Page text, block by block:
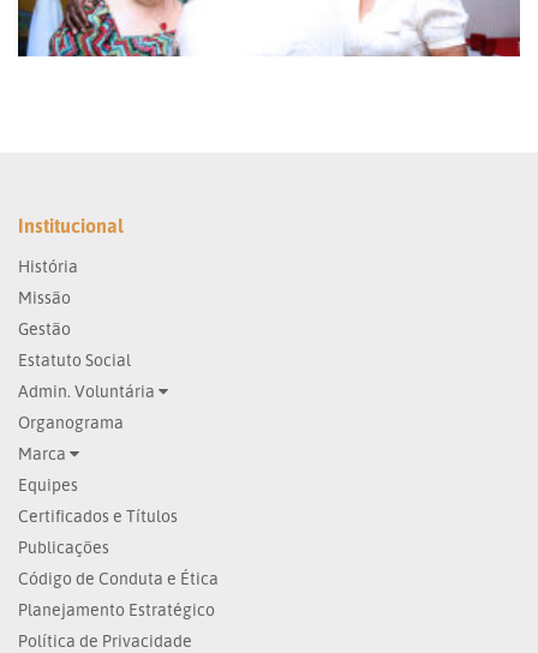
Institucional
História
Missão
Gestão
Estatuto Social
Admin. Voluntária
Organograma
Marca
Equipes
Certificados e Títulos
Publicações
Código de Conduta e Ética
Planejamento Estratégico
Política de Privacidade